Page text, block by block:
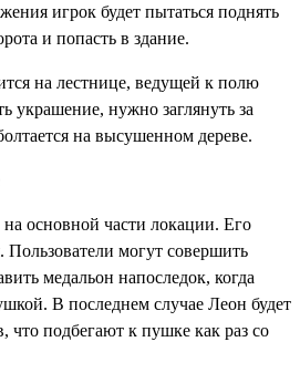
игрок будет пытаться поднять
и попасть в здание.
на лестнице, ведущей к полю
украшение, нужно заглянуть за
на высушенном дереве.
основной части локации. Его
могут совершить
медальон напоследок, когда
В последнем случае Леон будет
что подбегают к пушке как раз со